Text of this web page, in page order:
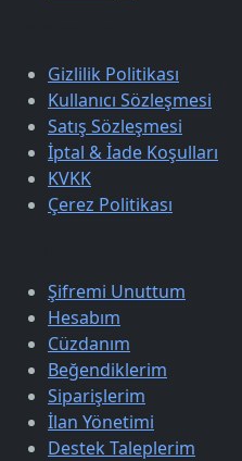
Gizlilik Politikası
Kullanıcı Sözleşmesi
Satış Sözleşmesi
İptal & İade Koşulları
KVKK
Çerez Politikası
Şifremi Unuttum
Hesabım
Cüzdanım
Beğendiklerim
Siparişlerim
İlan Yönetimi
Destek Taleplerim